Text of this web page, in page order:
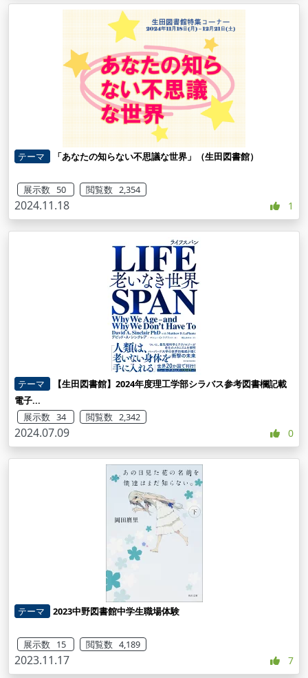
テーマ 「あなたの知らない不思議な世界」（生田図書館）
展示数 50 閲覧数 2,354
2024.11.18 1
テーマ
【生田図書館】2024年度理工学部シラバス参考図書欄記載
電子...
展示数 34
閲覧数 2,342
2024.07.09 0
テーマ 2023中野図書館中学生職場体験
展示数 15 閲覧数 4,189
2023.11.17 7